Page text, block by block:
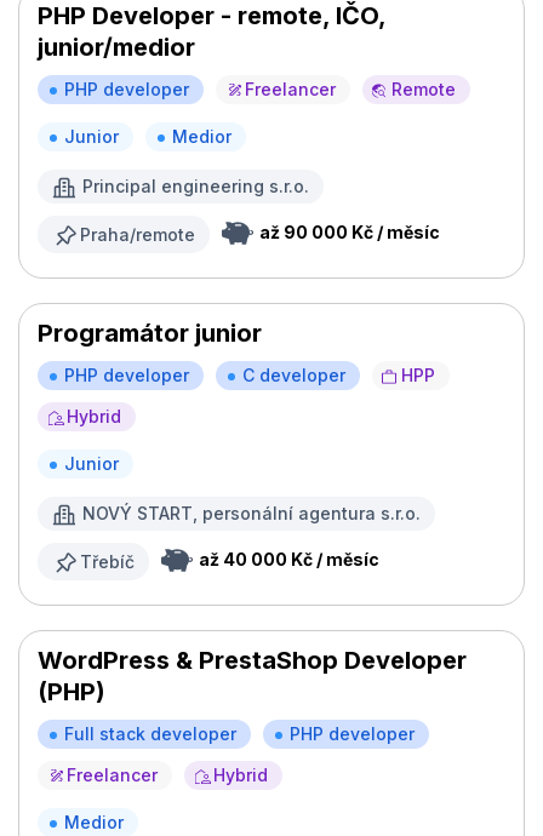
PHP Developer - remote, IČO,
junior/medior
PHP developer Freelancer Remote
Junior Medior
Principal engineering s.r.o.
Praha/remote až 90 000 Kč / měsíc
Programátor junior
PHP developer C developer
HPP
Hybrid
Junior
NOVÝ START, personální agentura s.r.o.
Třebíč až 40 000 Kč / měsíc
WordPress & PrestaShop Developer
(PHP)
Full stack developer
PHP developer
Freelancer
Hybrid
Medior